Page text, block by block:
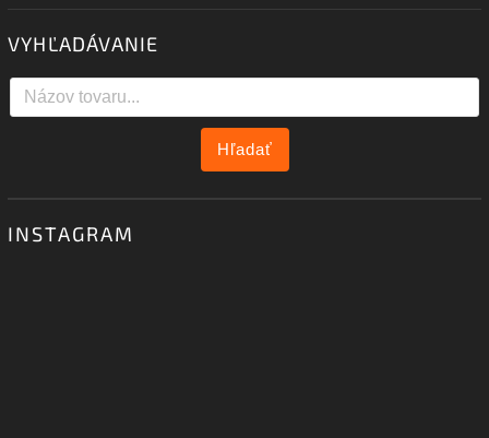
VYHĽADÁVANIE
Hľadať
INSTAGRAM